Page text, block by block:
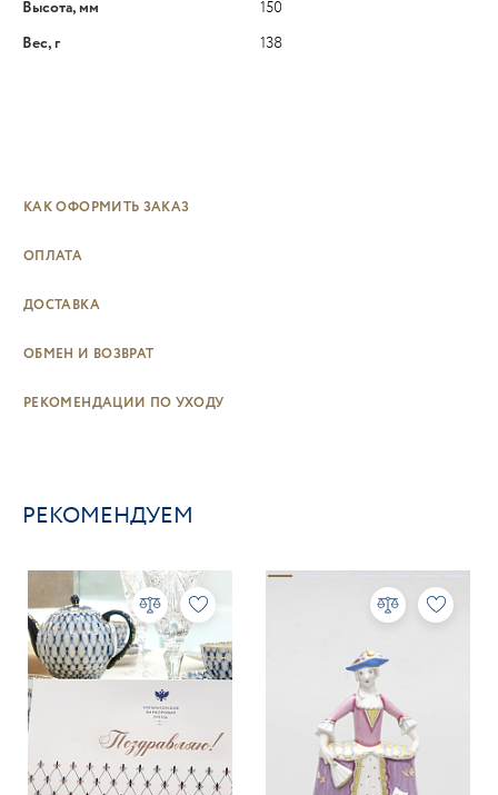
Высота, мм
150
Вес, г
138
КАК ОФОРМИТЬ ЗАКАЗ
ОПЛАТА
ДОСТАВКА
ОБМЕН И ВОЗВРАТ
РЕКОМЕНДАЦИИ ПО УХОДУ
РЕКОМЕНДУЕМ